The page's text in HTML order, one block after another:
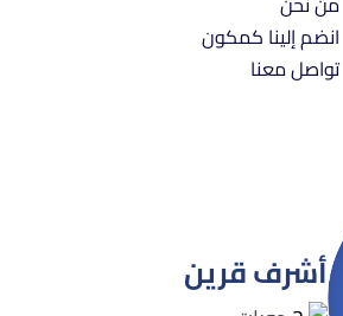
انضم إلينا كمكون
تواصل معنا
أشرف قرين